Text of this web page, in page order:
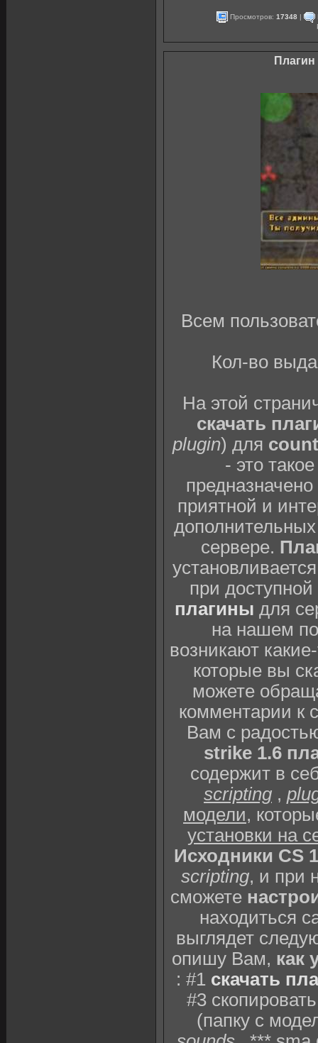
Просмотров: 17348 |
Всем
Кол-во
На этой
скачать
plugin) для
- это
приятной и
сервере.
при
плагины для
на нашем
возникают
которые вы
можете
комментарии к
Вам с
strike 1.6
содержит в
scripting ,
модели,
установки на
Исходники CS
scripting, и при
сможете
находиться
выглядет
опишу Вам, как
: #1 скачать
#3
(папку с